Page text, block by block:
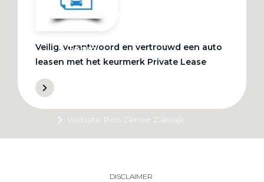
Private Lease
Terug
Website Pon Center Zakelijk
Veilig, verantwoord en vertrouwd een auto
leasen met het keurmerk Private Lease
DISCLAIMER